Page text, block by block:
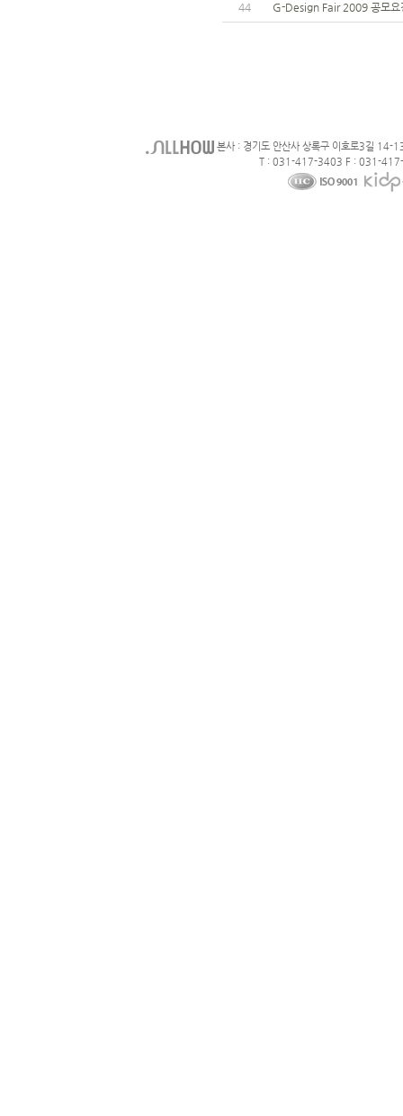
44 G-Design Fair 2009 공모요
본사 : 경기도 안산사 상록구 이호로3길 14-
T : 031-417-3403 F : 031-